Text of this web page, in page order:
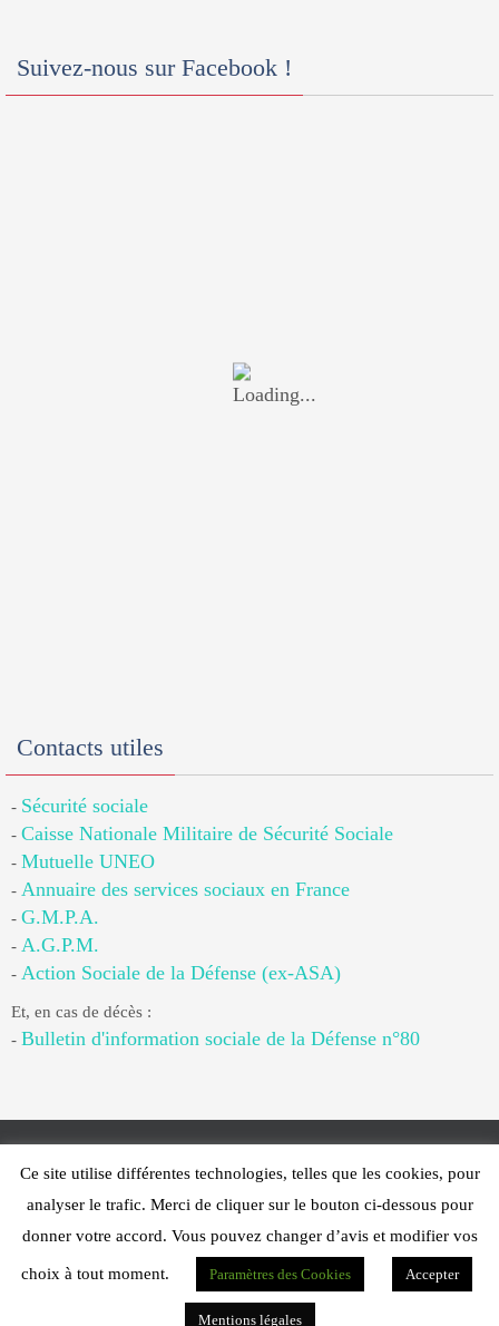
Suivez-nous sur Facebook !
Contacts utiles
- Sécurité sociale
- Caisse Nationale Militaire de Sécurité Sociale
- Mutuelle UNEO
- Annuaire des services sociaux en France
- G.M.P.A.
- A.G.P.M.
- Action Sociale de la Défense (ex-ASA)
Et, en cas de décès :
- Bulletin d'information sociale de la Défense n°80
Web Design - PFS Concept Toulon - © 2025
Fonctionne avec Nirvana WordPress.
Ce site utilise différentes technologies, telles que les cookies, pour
analyser le trafic. Merci de cliquer sur le bouton ci-dessous pour
donner votre accord. Vous pouvez changer d’avis et modifier vos
choix à tout moment. Paramètres des Cookies Accepter
Mentions légales